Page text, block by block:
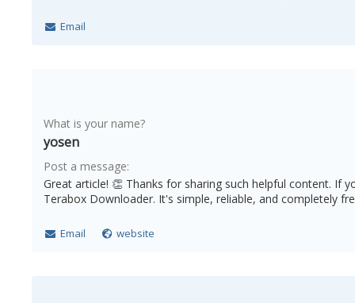
Email
What is your name?
yosen
Post a message:
Great article! 👏 Thanks for sharing such helpful content.
Terabox Downloader. It's simple, reliable, and completely
Email website